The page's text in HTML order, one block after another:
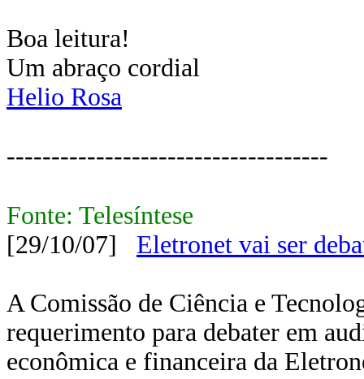
Boa leitura!
Um abraço cordial
Helio Rosa
------------------------------------
Fonte: Telesíntese
[29/10/07] Eletronet vai ser
A Comissão de Ciência e
requerimento para debater em
econômica e financeira da